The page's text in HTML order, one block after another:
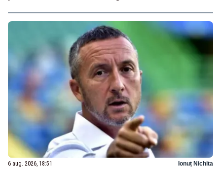
6 aug. 2026, 18:51 Ionuț Nichita